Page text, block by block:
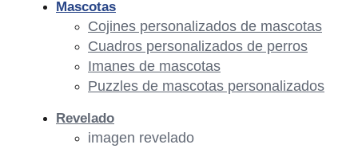
Mascotas
Cojines personalizados de mascotas
Cuadros personalizados de perros
Imanes de mascotas
Puzzles de mascotas personalizados
Revelado
imagen revelado